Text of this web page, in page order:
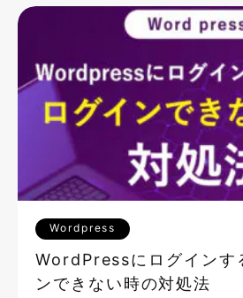
Wordpress
WordPressにログインす
ンできない時の対処法